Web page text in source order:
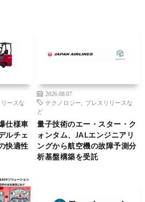
ースな
仕様車
ルチェ
快適性
2026.08.07
テクノロジー
プレスリリースな
ど
量子技術のエー・スター・ク
ォンタム、JALエンジニアリ
ングから航空機の故障予測分
析基盤構築を受託